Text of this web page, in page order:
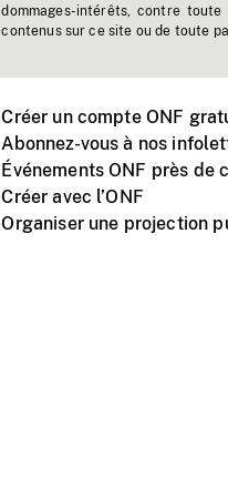
dommages-intérêts, contre
contenus sur ce site ou de toute
Créer un compte ONF
Abonnez-vous à nos
Événements ONF près de
Créer avec l’ONF
Organiser une projection